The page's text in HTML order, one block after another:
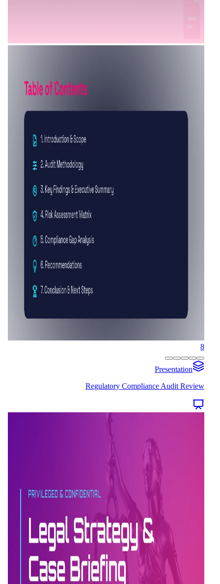
8
Presentation
Regulatory Compliance Audit Review